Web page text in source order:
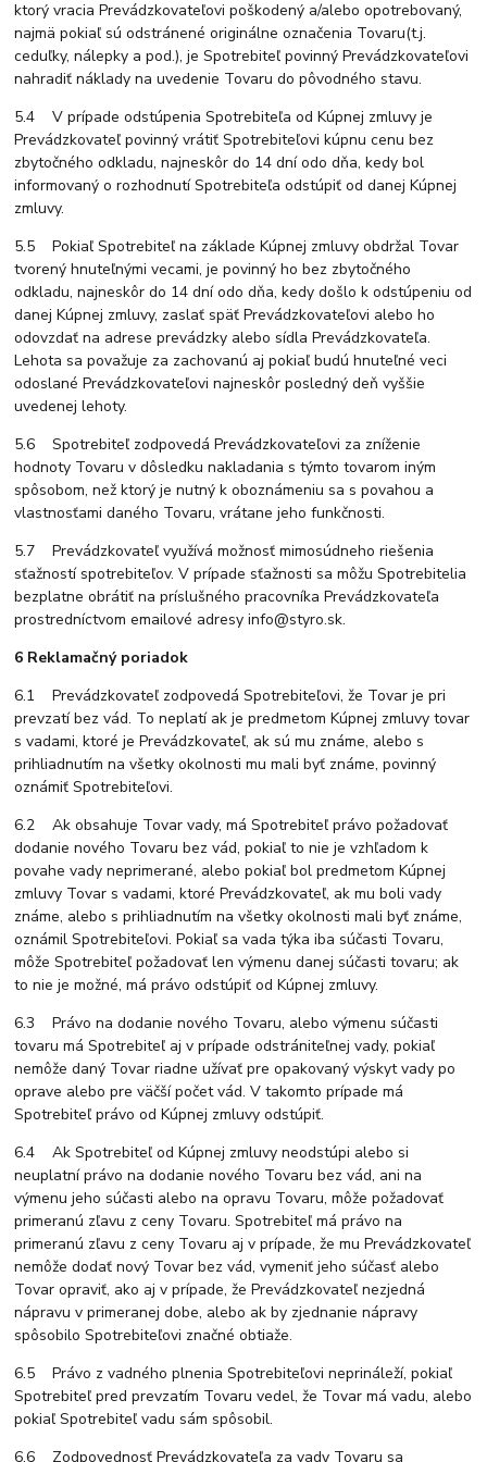
ktorý vracia Prevádzkovateľovi poškodený a/alebo opotrebovaný,
najmä pokiaľ sú odstránené originálne označenia Tovaru(t.j.
ceduľky, nálepky a pod.), je Spotrebiteľ povinný Prevádzkovateľovi
nahradiť náklady na uvedenie Tovaru do pôvodného stavu.
5.4 V prípade odstúpenia Spotrebiteľa od Kúpnej zmluvy je
Prevádzkovateľ povinný vrátiť Spotrebiteľovi kúpnu cenu bez
zbytočného odkladu, najneskôr do 14 dní odo dňa, kedy bol
informovaný o rozhodnutí Spotrebiteľa odstúpiť od danej Kúpnej
zmluvy.
5.5 Pokiaľ Spotrebiteľ na základe Kúpnej zmluvy obdržal Tovar
tvorený hnuteľnými vecami, je povinný ho bez zbytočného
odkladu, najneskôr do 14 dní odo dňa, kedy došlo k odstúpeniu od
danej Kúpnej zmluvy, zaslať späť Prevádzkovateľovi alebo ho
odovzdať na adrese prevádzky alebo sídla Prevádzkovateľa.
Lehota sa považuje za zachovanú aj pokiaľ budú hnuteľné veci
odoslané Prevádzkovateľovi najneskôr posledný deň vyššie
uvedenej lehoty.
5.6 Spotrebiteľ zodpovedá Prevádzkovateľovi za zníženie
hodnoty Tovaru v dôsledku nakladania s týmto tovarom iným
spôsobom, než ktorý je nutný k oboznámeniu sa s povahou a
vlastnosťami daného Tovaru, vrátane jeho funkčnosti.
5.7 Prevádzkovateľ využívá možnosť mimosúdneho riešenia
sťažností spotrebiteľov. V prípade sťažnosti sa môžu Spotrebitelia
bezplatne obrátiť na príslušného pracovníka Prevádzkovateľa
prostredníctvom emailové adresy info@styro.sk.
6 Reklamačný poriadok
6.1 Prevádzkovateľ zodpovedá Spotrebiteľovi, že Tovar je pri
prevzatí bez vád. To neplatí ak je predmetom Kúpnej zmluvy tovar
s vadami, ktoré je Prevádzkovateľ, ak sú mu známe, alebo s
prihliadnutím na všetky okolnosti mu mali byť známe, povinný
oznámiť Spotrebiteľovi.
6.2 Ak obsahuje Tovar vady, má Spotrebiteľ právo požadovať
dodanie nového Tovaru bez vád, pokiaľ to nie je vzhľadom k
povahe vady neprimerané, alebo pokiaľ bol predmetom Kúpnej
zmluvy Tovar s vadami, ktoré Prevádzkovateľ, ak mu boli vady
známe, alebo s prihliadnutím na všetky okolnosti mali byť známe,
oznámil Spotrebiteľovi. Pokiaľ sa vada týka iba súčasti Tovaru,
môže Spotrebiteľ požadovať len výmenu danej súčasti tovaru; ak
to nie je možné, má právo odstúpiť od Kúpnej zmluvy.
6.3 Právo na dodanie nového Tovaru, alebo výmenu súčasti
tovaru má Spotrebiteľ aj v prípade odstrániteľnej vady, pokiaľ
nemôže daný Tovar riadne užívať pre opakovaný výskyt vady po
oprave alebo pre väčší počet vád. V takomto prípade má
Spotrebiteľ právo od Kúpnej zmluvy odstúpiť.
6.4 Ak Spotrebiteľ od Kúpnej zmluvy neodstúpi alebo si
neuplatní právo na dodanie nového Tovaru bez vád, ani na
výmenu jeho súčasti alebo na opravu Tovaru, môže požadovať
primeranú zľavu z ceny Tovaru. Spotrebiteľ má právo na
primeranú zľavu z ceny Tovaru aj v prípade, že mu Prevádzkovateľ
nemôže dodať nový Tovar bez vád, vymeniť jeho súčasť alebo
Tovar opraviť, ako aj v prípade, že Prevádzkovateľ nezjedná
nápravu v primeranej dobe, alebo ak by zjednanie nápravy
spôsobilo Spotrebiteľovi značné obtiaže.
6.5 Právo z vadného plnenia Spotrebiteľovi neprináleží, pokiaľ
Spotrebiteľ pred prevzatím Tovaru vedel, že Tovar má vadu, alebo
pokiaľ Spotrebiteľ vadu sám spôsobil.
6.6 Zodpovednosť Prevádzkovateľa za vady Tovaru sa